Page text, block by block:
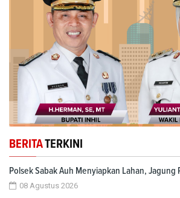
BERITATERKINI
Polsek Sabak Auh Menyiapkan Lahan, Jagung
08 Agustus 2026